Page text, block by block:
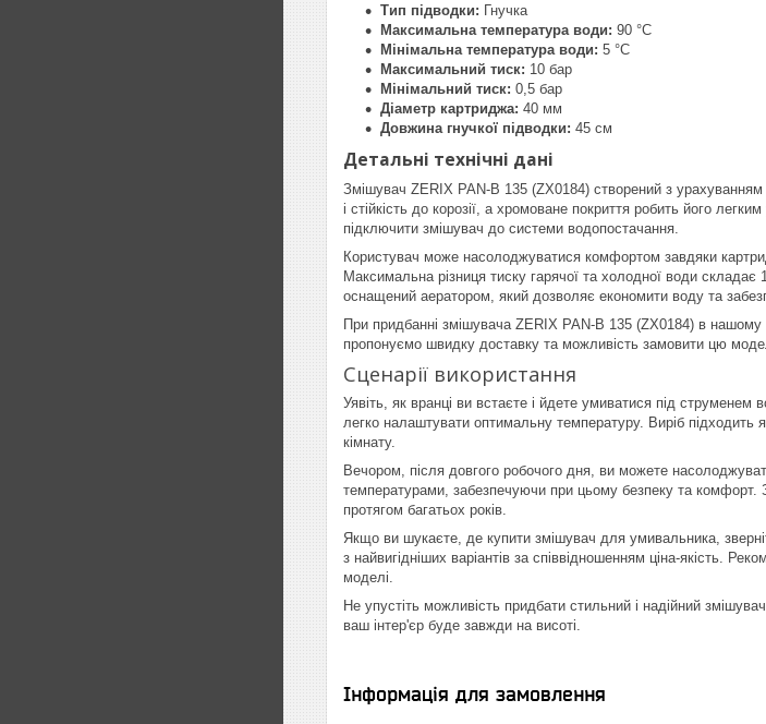
Тип підводки: Гнучка
Максимальна температура води: 90 °C
Мінімальна температура води: 5 °C
Максимальний тиск: 10 бар
Мінімальний тиск: 0,5 бар
Діаметр картриджа: 40 мм
Довжина гнучкої підводки: 45 см
Детальні технічні дані
Змішувач ZERIX PAN-B 135 (ZX0184) створений з урахуванням
і стійкість до корозії, а хромоване покриття робить його
підключити змішувач до системи водопостачання.
Користувач може насолоджуватися комфортом завдяки
Максимальна різниця тиску гарячої та холодної води
оснащений аератором, який дозволяє економити воду та
При придбанні змішувача ZERIX PAN-B 135 (ZX0184) в нашому
пропонуємо швидку доставку та можливість замовити цю
Сценарії використання
Уявіть, як вранці ви встаєте і йдете умиватися під
легко налаштувати оптимальну температуру. Виріб підходить
кімнату.
Вечором, після довгого робочого дня, ви можете
температурами, забезпечуючи при цьому безпеку та комфорт.
протягом багатьох років.
Якщо ви шукаєте, де купити змішувач для умивальника,
з найвигідніших варіантів за співвідношенням ціна-якість.
моделі.
Не упустіть можливість придбати стильний і надійний
ваш інтер'єр буде завжди на висоті.
Інформація для замовлення